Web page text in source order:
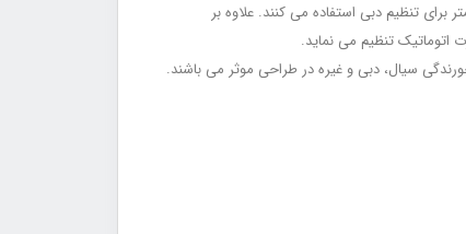
تنظیم دبی استفاده می کنند. علاوه بر
اتوماتیک تنظیم می نماید.
سیال، دبی و غیره در طراحی موثر می باشند.